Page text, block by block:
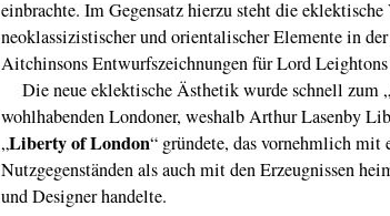
einbrachte. Im Gegensatz hierzu steht die
neoklassizistischer und orientalischer Elemente in
Aitchinsons Entwurfszeichnungen für Lord
Die neue eklektische Ästhetik wurde schnell zum
wohlhabenden Londoner, weshalb Arthur Lasenby
„Liberty of London“ gründete, das vornehmlich mit
Nutzgegenständen als auch mit den Erzeugnissen
und Designer handelte.